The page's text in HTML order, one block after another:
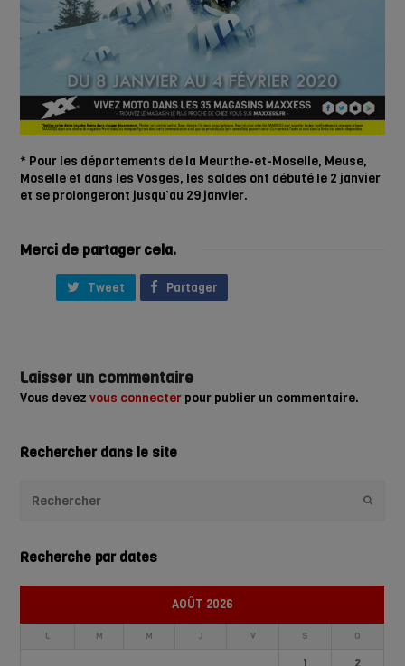
* Pour les départements de la Meurthe-et-Moselle, Meuse,
Moselle et dans les Vosges, les soldes ont débuté le 2 janvier
et se prolongeront jusqu’au 29 janvier.
Merci de partager cela.
Tweet Partager
Laisser un commentaire
Vous devezvous connecter pour publier un commentaire.
Rechercher dans le site
Recherche par dates
AOÛT 2026
L M M J V S D
1
2